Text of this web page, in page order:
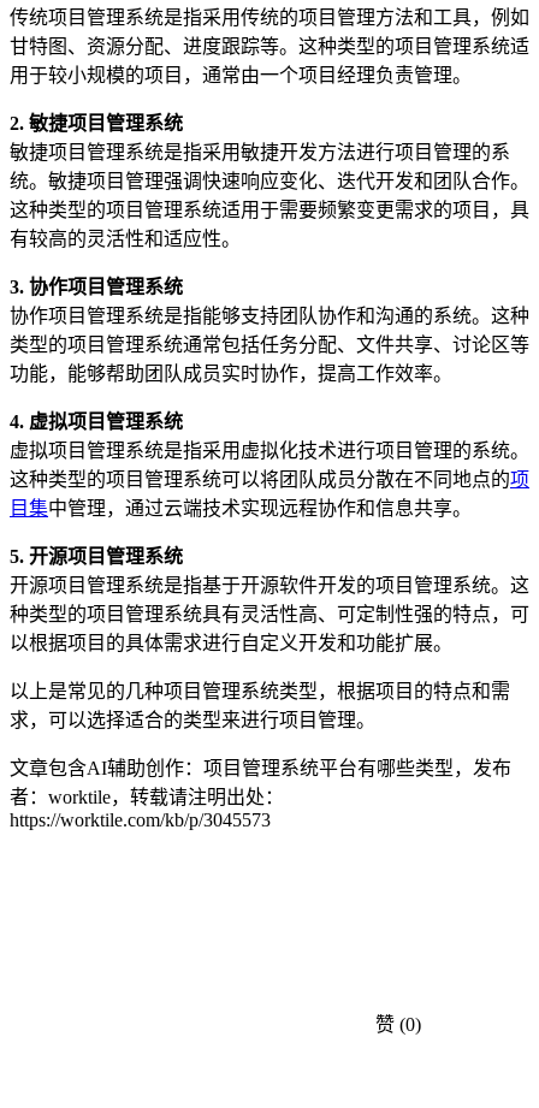
传统项目管理系统是指采用传统的项目管理方法和工具，例如
甘特图、资源分配、进度跟踪等。这种类型的项目管理系统适
用于较小规模的项目，通常由一个项目经理负责管理。
2. 敏捷项目管理系统
敏捷项目管理系统是指采用敏捷开发方法进行项目管理的系
统。敏捷项目管理强调快速响应变化、迭代开发和团队合作。
这种类型的项目管理系统适用于需要频繁变更需求的项目，具
有较高的灵活性和适应性。
3. 协作项目管理系统
协作项目管理系统是指能够支持团队协作和沟通的系统。这种
类型的项目管理系统通常包括任务分配、文件共享、讨论区等
功能，能够帮助团队成员实时协作，提高工作效率。
4. 虚拟项目管理系统
虚拟项目管理系统是指采用虚拟化技术进行项目管理的系统。
这种类型的项目管理系统可以将团队成员分散在不同地点的项
目集中管理，通过云端技术实现远程协作和信息共享。
5. 开源项目管理系统
开源项目管理系统是指基于开源软件开发的项目管理系统。这
种类型的项目管理系统具有灵活性高、可定制性强的特点，可
以根据项目的具体需求进行自定义开发和功能扩展。
以上是常见的几种项目管理系统类型，根据项目的特点和需
求，可以选择适合的类型来进行项目管理。
文章包含AI辅助创作：项目管理系统平台有哪些类型，发布
者：worktile，转载请注明出处：
https://worktile.com/kb/p/3045573
赞 (0)